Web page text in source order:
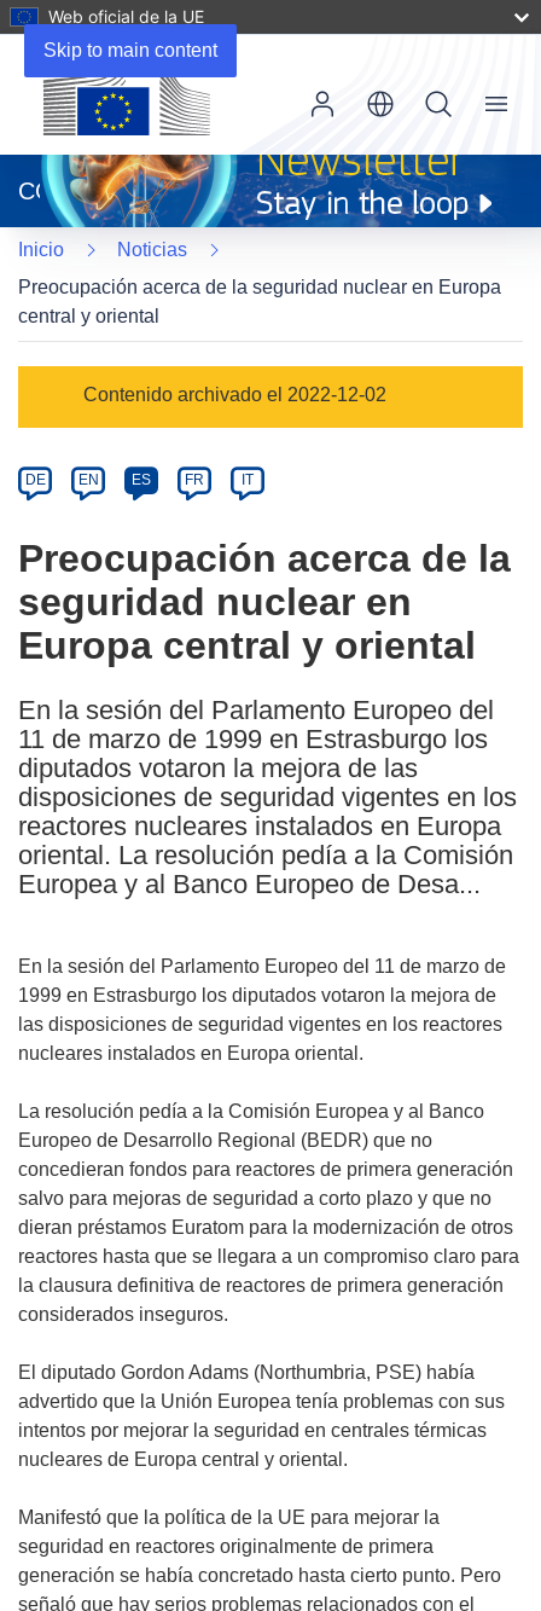
Skip to main content
Web oficial de la UE
abrirá
en
una
nueva
ventana)
CORDIS
Menu
Inicio
Noticias
Preocupación acerca de la seguridad nuclear en Europa
central y oriental
Category
Contenido archivado el 2022-12-02
Article
available
the
following
languages:
DE EN ES FR IT
Preocupación acerca de la
seguridad nuclear en
Europa central y oriental
En la sesión del Parlamento Europeo del
11 de marzo de 1999 en Estrasburgo los
diputados votaron la mejora de las
disposiciones de seguridad vigentes en los
reactores nucleares instalados en Europa
oriental. La resolución pedía a la Comisión
Europea y al Banco Europeo de Desa...
En la sesión del Parlamento Europeo del 11 de marzo de
1999 en Estrasburgo los diputados votaron la mejora de
las disposiciones de seguridad vigentes en los reactores
nucleares instalados en Europa oriental.
La resolución pedía a la Comisión Europea y al Banco
Europeo de Desarrollo Regional (BEDR) que no
concedieran fondos para reactores de primera generación
salvo para mejoras de seguridad a corto plazo y que no
dieran préstamos Euratom para la modernización de otros
reactores hasta que se llegara a un compromiso claro para
la clausura definitiva de reactores de primera generación
considerados inseguros.
El diputado Gordon Adams (Northumbria, PSE) había
advertido que la Unión Europea tenía problemas con sus
intentos por mejorar la seguridad en centrales térmicas
nucleares de Europa central y oriental.
Manifestó que la política de la UE para mejorar la
seguridad en reactores originalmente de primera
generación se había concretado hasta cierto punto. Pero
señaló que hay serios problemas relacionados con el